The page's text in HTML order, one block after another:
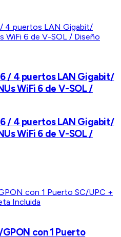
/ 4 puertos LAN Gigabit/
WiFi 6 de V-SOL /
/ 4 puertos LAN Gigabit/
WiFi 6 de V-SOL /
con 1 Puerto